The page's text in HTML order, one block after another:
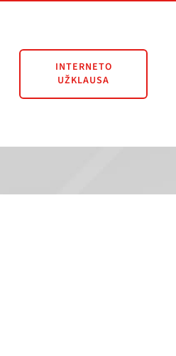
INTERNETO
UŽKLAUSA